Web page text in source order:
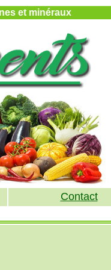
et minéraux
Contact